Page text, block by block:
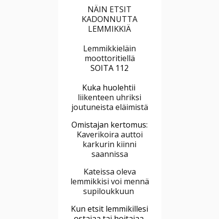
NÄIN ETSIT
KADONNUTTA
LEMMIKKIÄ
Lemmikkieläin
moottoritiellä
SOITA 112
Kuka huolehtii
liikenteen uhriksi
joutuneista eläimistä
Omistajan kertomus:
Kaverikoira auttoi
karkurin kiinni
saannissa
Kateissa oleva
lemmikkisi voi mennä
supiloukkuun
Kun etsit lemmikillesi